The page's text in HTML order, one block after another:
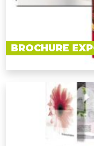
BROCHURE